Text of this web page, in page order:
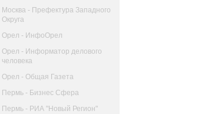
Москва - Префектура Западного
Округа
Орел - ИнфоОрел
Орел - Информатор делового
человека
Орел - Общая Газета
Пермь - Бизнес Сфера
Пермь - РИА "Новый Регион"